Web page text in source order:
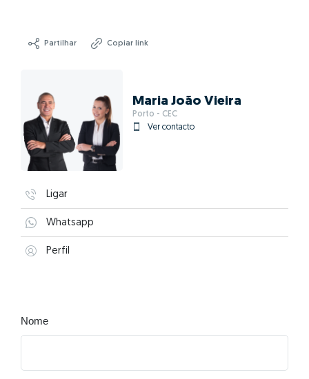
Partilhar Copiar link
Maria João Vieira
Porto - CEC
Ver contacto
Ligar
Whatsapp
Perfil
Nome